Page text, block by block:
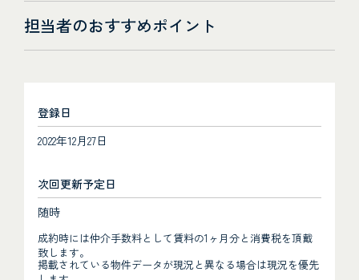
担当者のおすすめポイント
登録日
2022年12月27日
次回更新予定日
随時
成約時には仲介手数料として賃料の1ヶ月分と消費税を頂戴
致します。
掲載されている物件データが現況と異なる場合は現況を優先